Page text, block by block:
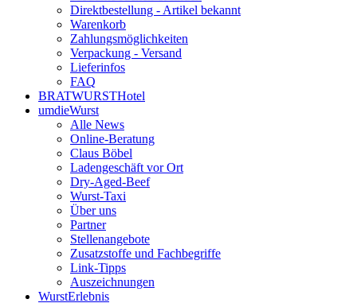
Direktbestellung - Artikel bekannt
Warenkorb
Zahlungsmöglichkeiten
Verpackung - Versand
Lieferinfos
FAQ
BRATWURSTHotel
umdieWurst
Alle News
Online-Beratung
Claus Böbel
Ladengeschäft vor Ort
Dry-Aged-Beef
Wurst-Taxi
Über uns
Partner
Stellenangebote
Zusatzstoffe und Fachbegriffe
Link-Tipps
Auszeichnungen
WurstErlebnis